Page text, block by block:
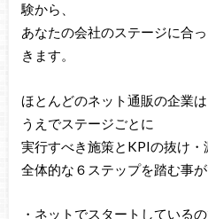
験から、
あなたの会社のステージに合
きます。
ほとんどのネット通販の企業
うえでステージごとに
実行すべき施策とKPIの抜け・
全体的な６ステップを踏む事が
・ネットでスタートしている